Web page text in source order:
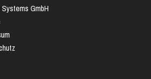
Systems GmbH